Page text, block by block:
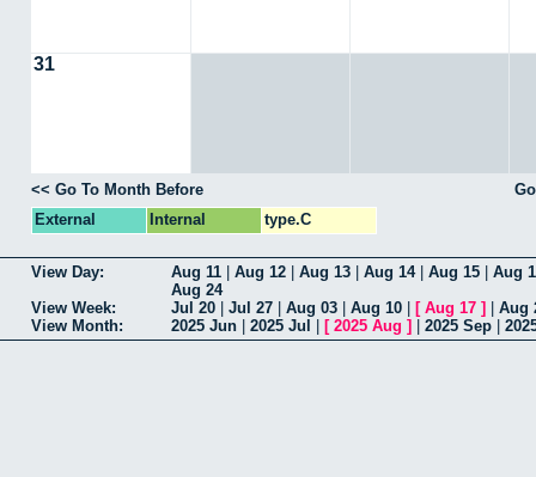
31
<< Go To Month Before
External
Internal type.C
View Day: Aug 11 Aug 12 Aug 13 Aug 14| Aug 15
Aug
Aug 24
View Week:
Jul 20 Jul 27 Aug 03 Aug 10 [ Aug 17 ]
Aug
View Month:
2025 Jun 2025 Jul [ 2025 Aug ] 2025 Sep